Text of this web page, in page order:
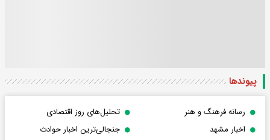
پیوندها
رسانه فرهنگ و هنر
تحلیل‌های روز اقتصادی
اخبار مشهد
جنجالی‌ترین اخبار حوادث